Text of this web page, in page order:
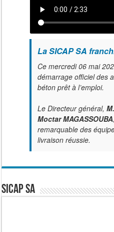
La SICAP SA
Ce mercredi 06 mai
démarrage officiel des
béton prêt à l’emploi.
Le Directeur général,
Moctar MAGASSOUBA
remarquable des
livraison réussie.
SICAP SA